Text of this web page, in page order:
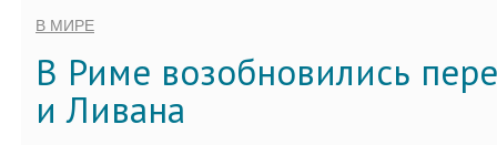
В МИРЕ
В Риме возобновились
и Ливана